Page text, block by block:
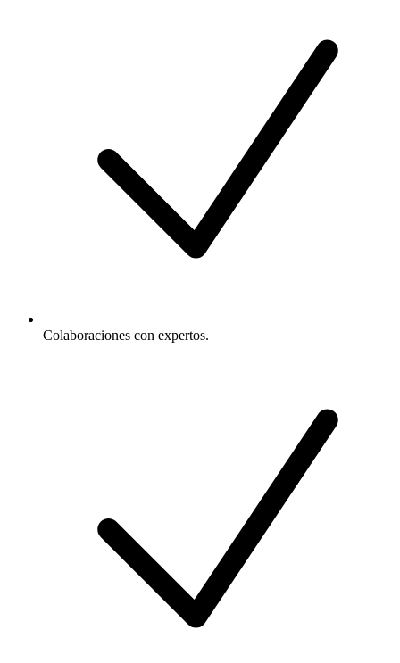
Colaboraciones con expertos.